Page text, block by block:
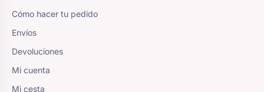
Cómo hacer tu pedido
Envíos
Devoluciones
Mi cuenta
Mi cesta